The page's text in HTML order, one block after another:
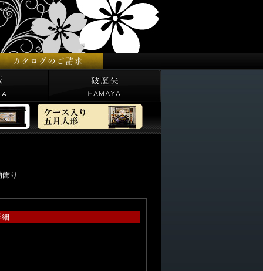
り